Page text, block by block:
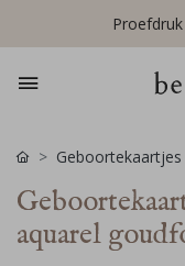
Geboortekaartjes
aquarel